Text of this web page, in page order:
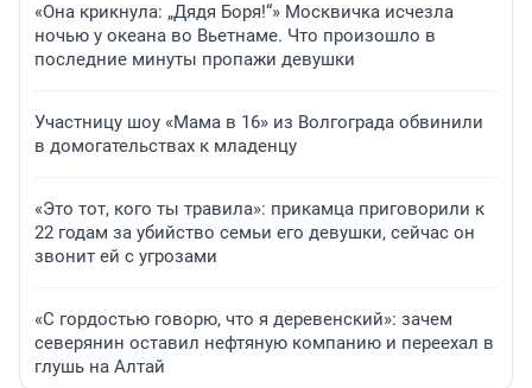
«Она крикнула: „Дядя Боря!“» Москвичка исчезла
ночью у океана во Вьетнаме. Что произошло в
последние минуты пропажи девушки
Участницу шоу «Мама в 16» из Волгограда обвинили
в домогательствах к младенцу
«Это тот, кого ты травила»: прикамца приговорили к
22 годам за убийство семьи его девушки, сейчас он
звонит ей с угрозами
«С гордостью говорю, что я деревенский»: зачем
северянин оставил нефтяную компанию и переехал в
глушь на Алтай